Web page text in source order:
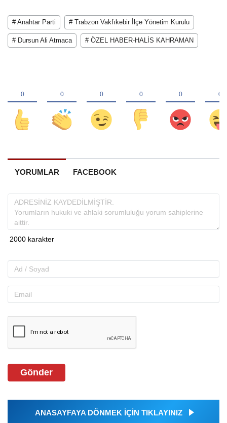
# Anahtar Parti # Trabzon Vakfıkebir İlçe Yönetim Kurulu
# Dursun Ali Atmaca # ÖZEL HABER-HALİS KAHRAMAN
YORUMLAR FACEBOOK
Gönder
ANASAYFAYA DÖNMEK İÇİN TIKLAYINIZ